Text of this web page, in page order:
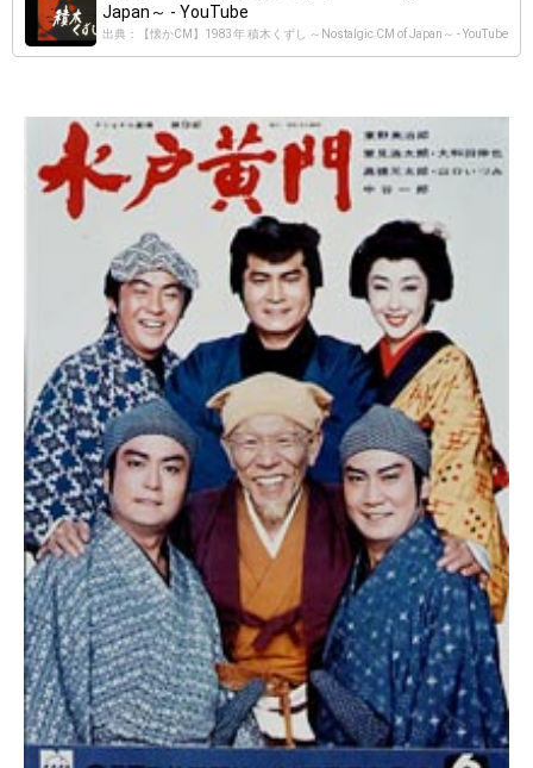
Japan～ - YouTube
出典：【懐かCM】1983年 積木くずし ～Nostalgic CM of Japan～ - YouTube